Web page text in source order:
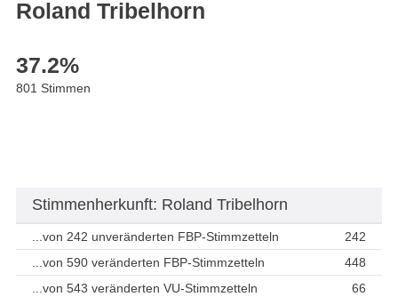
Roland Tribelhorn
37.2%
801 Stimmen
Stimmenherkunft: Roland Tribelhorn
...von 242 unveränderten FBP-Stimmzetteln
242
...von 590 veränderten FBP-Stimmzetteln
448
...von 543 veränderten VU-Stimmzetteln
66